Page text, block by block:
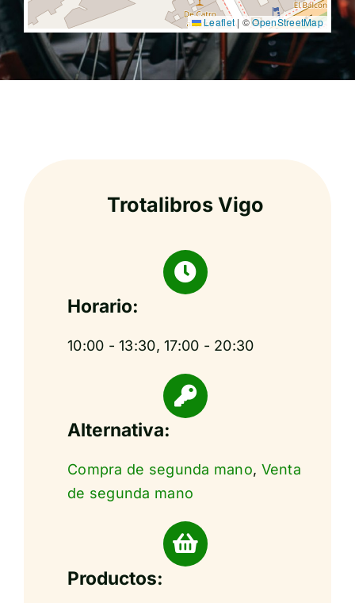
Leaflet | ©OpenStreetMap
Trotalibros Vigo
Horario:
10:00 - 13:30, 17:00 - 20:30
Alternativa:
Compra de segunda mano, Venta
de segunda mano
Productos: